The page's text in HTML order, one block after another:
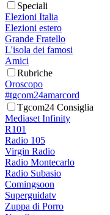
Speciali
Elezioni Italia
Elezioni estero
Grande Fratello
L'isola dei famosi
Amici
Rubriche
Oroscopo
#tgcom24amarcord
Tgcom24 Consiglia
Mediaset Infinity
R101
Radio 105
Virgin Radio
Radio Montecarlo
Radio Subasio
Comingsoon
Superguidatv
Zuppa di Porro